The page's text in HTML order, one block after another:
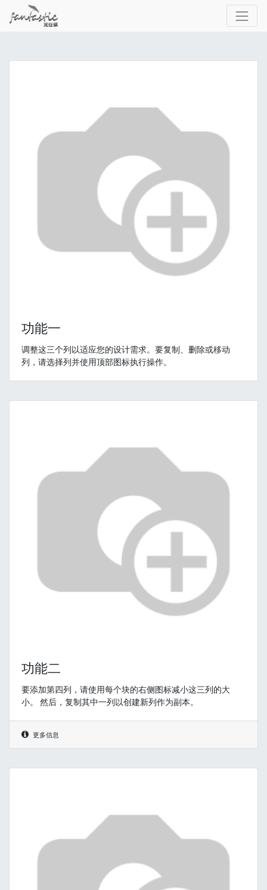
功能一
调整这三个列以适应您的设计需求。要复制、删除或移动
列，请选择列并使用顶部图标执行操作。
功能二
要添加第四列，请使用每个块的右侧图标减小这三列的大
小。 然后，复制其中一列以创建新列作为副本。
更多信息